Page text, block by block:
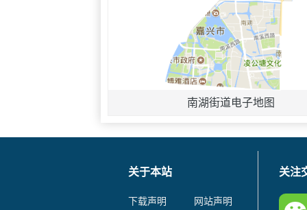
南湖街道电子地图
关于本站
下载声明
网站声明
关注